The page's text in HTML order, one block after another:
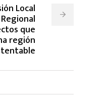
Local
que
región